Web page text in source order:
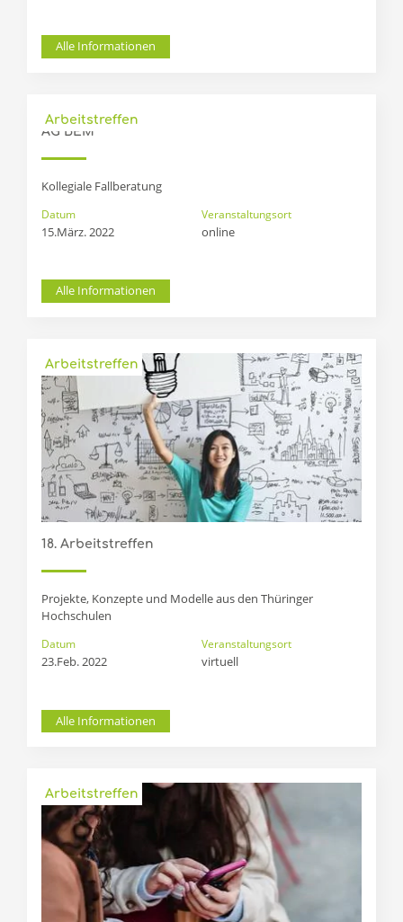
Alle Informationen
AG BEM
Kollegiale Fallberatung
Alle Informationen
Arbeitstreffen
Datum
15.März. 2022
Veranstaltungsort
online
18. Arbeitstreffen
Projekte, Konzepte und Modelle aus den Thüringer
Hochschulen
Alle Informationen
Arbeitstreffen
Datum
23.Feb. 2022
Veranstaltungsort
virtuell
Arbeitstreffen